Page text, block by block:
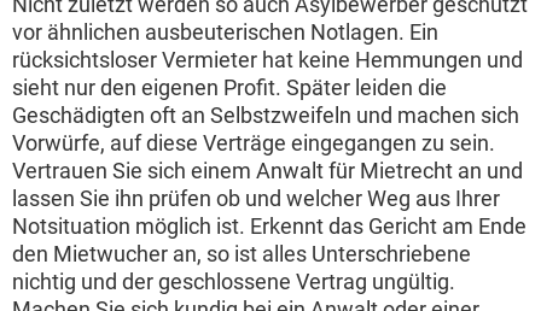
vor ähnlichen ausbeuterischen Notlagen. Ein
rücksichtsloser Vermieter hat keine Hemmungen und
sieht nur den eigenen Profit. Später leiden die
Geschädigten oft an Selbstzweifeln und machen sich
Vorwürfe, auf diese Verträge eingegangen zu sein.
Vertrauen Sie sich einem Anwalt für Mietrecht an und
lassen Sie ihn prüfen ob und welcher Weg aus Ihrer
Notsituation möglich ist. Erkennt das Gericht am Ende
den Mietwucher an, so ist alles Unterschriebene
nichtig und der geschlossene Vertrag ungültig.